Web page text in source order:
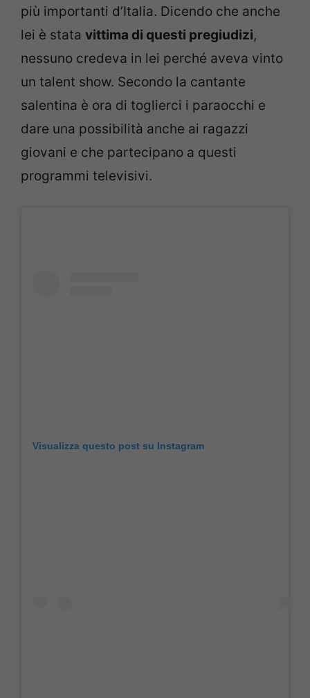
più importanti d’Italia. Dicendo che anche
lei è stata vittima di questi pregiudizi,
nessuno credeva in lei perché aveva vinto
un talent show. Secondo la cantante
salentina è ora di toglierci i paraocchi e
dare una possibilità anche ai ragazzi
giovani e che partecipano a questi
programmi televisivi.
Visualizza questo post su Instagram